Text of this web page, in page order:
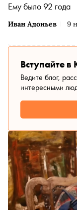
Иван Адоньев 9
Ему было 92 года
Вступайте
Ведите блог,
интересными